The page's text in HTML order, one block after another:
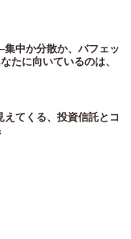
中か分散か、バフェッ
たに向いているのは、
てくる、投資信託とコ